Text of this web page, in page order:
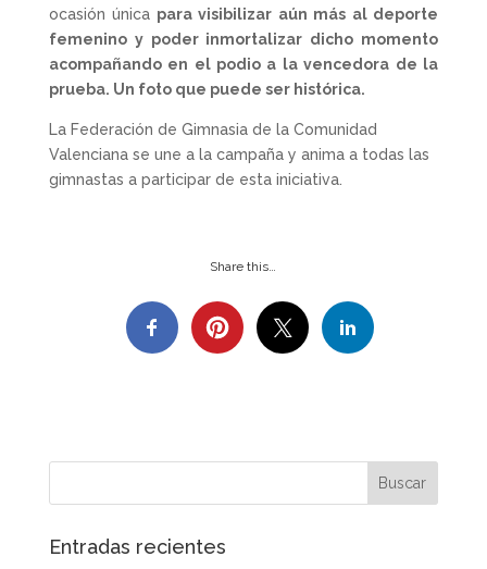
ocasión única para visibilizar aún más al deporte
femenino y poder inmortalizar dicho momento
acompañando en el podio a la vencedora de la
prueba. Un foto que puede ser histórica.
La Federación de Gimnasia de la Comunidad
Valenciana se une a la campaña y anima a todas las
gimnastas a participar de esta iniciativa.
Share this…
Entradas recientes